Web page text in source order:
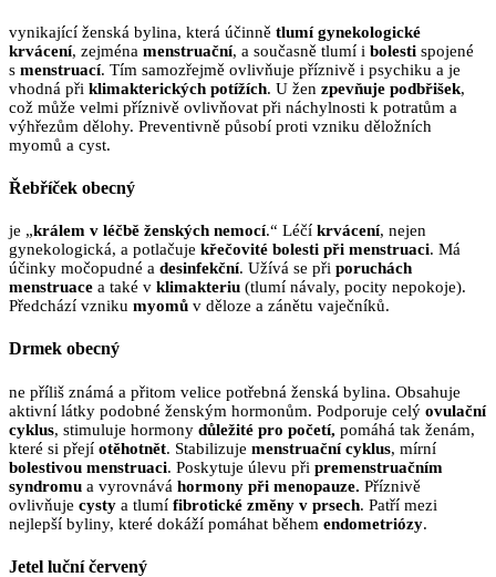
vynikající ženská bylina, která účinně tlumí gynekologické
krvácení, zejména menstruační, a současně tlumí i bolesti spojené
s menstruací. Tím samozřejmě ovlivňuje příznivě i psychiku a je
vhodná při klimakterických potížích. U žen zpevňuje podbřišek,
což může velmi příznivě ovlivňovat při náchylnosti k potratům a
výhřezům dělohy. Preventivně působí proti vzniku děložních
myomů a cyst.
Řebříček obecný
je „králem v léčbě ženských nemocí.“ Léčí krvácení, nejen
gynekologická, a potlačuje křečovité bolesti při menstruaci. Má
účinky močopudné a desinfekční. Užívá se při poruchách
menstruace a také v klimakteriu (tlumí návaly, pocity nepokoje).
Předchází vzniku myomů v děloze a zánětu vaječníků.
Drmek obecný
ne příliš známá a přitom velice potřebná ženská bylina. Obsahuje
aktivní látky podobné ženským hormonům. Podporuje celý ovulační
cyklus, stimuluje hormony důležité pro početí, pomáhá tak ženám,
které si přejí otěhotnět. Stabilizuje menstruační cyklus, mírní
bolestivou menstruaci. Poskytuje úlevu při premenstruačním
syndromu a vyrovnává hormony při menopauze. Příznivě
ovlivňuje cysty a tlumí fibrotické změny v prsech. Patří mezi
nejlepší byliny, které dokáží pomáhat během endometriózy.
Jetel luční červený